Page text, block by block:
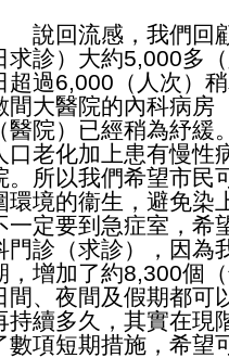
說回流感，我們回顧
求診）大約5,000多
超過6,000（人次）
間大醫院的內科病房
（醫院）已經稍為紓
口老化加上患有慢性
。所以我們希望市民
環境的衞生，避免染
一定要到急症室，希
門診（求診），因為
，增加了約8,300個
間、夜間及假期都可
持續多久，其實在現
數項短期措施，希望